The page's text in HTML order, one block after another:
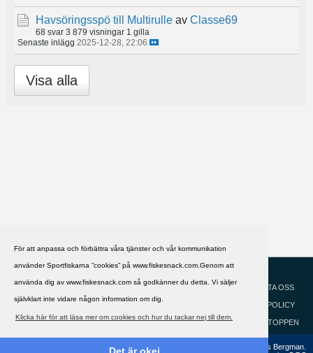
För att anpassa och förbättra våra tjänster och vår kommunikation
använder Sportfiskarna ”cookies” på www.fiskesnack.com.Genom att
använda dig av www.fiskesnack.com så godkänner du detta. Vi säljer
självklart inte vidare någon information om dig.
Klicka här för att läsa mer om cookies och hur du tackar nej till dem.
Havsöringsspö till Multirulle av Classe69
68 svar 3 879 visningar 1 gilla
Senaste inlägg 2025-12-28, 22:06
Visa alla
HJÄLP
KONTAKTA OSS
COOKIEPOLICY
GÅ TILL TOPPEN
Copyright ©2002 - 2021, FiskeSnack.com. Grundad 2002 av Anders Bergman.